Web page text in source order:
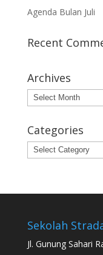
Agenda Bulan Juli
Recent
Archives
Archives
Categories
Categories
Sekolah
Jl. Gunung Sahari